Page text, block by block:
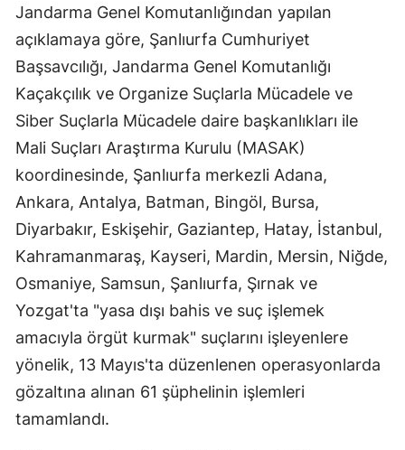
Jandarma Genel Komutanlığından yapılan
açıklamaya göre, Şanlıurfa Cumhuriyet
Başsavcılığı, Jandarma Genel Komutanlığı
Kaçakçılık ve Organize Suçlarla Mücadele ve
Siber Suçlarla Mücadele daire başkanlıkları ile
Mali Suçları Araştırma Kurulu (MASAK)
koordinesinde, Şanlıurfa merkezli Adana,
Ankara, Antalya, Batman, Bingöl, Bursa,
Diyarbakır, Eskişehir, Gaziantep, Hatay, İstanbul,
Kahramanmaraş, Kayseri, Mardin, Mersin, Niğde,
Osmaniye, Samsun, Şanlıurfa, Şırnak ve
Yozgat'ta "yasa dışı bahis ve suç işlemek
amacıyla örgüt kurmak" suçlarını işleyenlere
yönelik, 13 Mayıs'ta düzenlenen operasyonlarda
gözaltına alınan 61 şüphelinin işlemleri
tamamlandı.